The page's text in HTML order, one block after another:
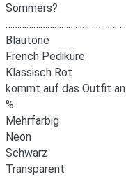
Sommers?
Blautöne
French
Klassisch Rot
kommt auf das
%
Mehrfarbig
Neon 9,0
Schwarz
Transparent